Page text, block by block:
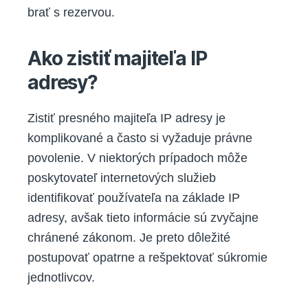
brať s rezervou.
Ako zistiť majiteľa IP
adresy?
Zistiť presného majiteľa IP adresy je
komplikované a často si vyžaduje právne
povolenie. V niektorých prípadoch môže
poskytovateľ internetových služieb
identifikovať používateľa na základe IP
adresy, avšak tieto informácie sú zvyčajne
chránené zákonom. Je preto dôležité
postupovať opatrne a rešpektovať súkromie
jednotlivcov.